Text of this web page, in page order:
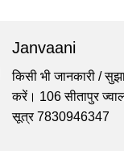
s
A
p
p
s
e
n
gr
a
m
Janvaani
किसी भी जानकारी /
करें। 106 सीतापुर
सूत्र 7830946347